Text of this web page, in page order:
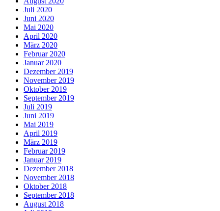
Juli 2020
Juni 2020
Mai 2020
April 2020
März 2020
Februar 2020
Januar 2020
Dezember 2019
November 2019
Oktober 2019
September 2019
Juli 2019
Juni 2019
Mai 2019
April 2019
März 2019
Februar 2019
Januar 2019
Dezember 2018
November 2018
Oktober 2018
September 2018
August 2018